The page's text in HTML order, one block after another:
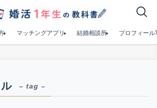
マッチングアプリ 結婚相談所 プロフィール
– tag –